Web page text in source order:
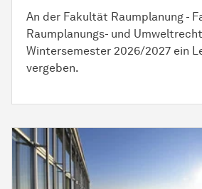
An der Fakultät Raumplanung -
Raumplanungs- und
Wintersemester 2026/2027 ein
vergeben.